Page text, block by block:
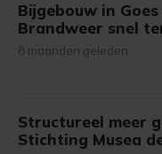
Bijgebouw in
Brandweer snel
8 maanden geleden
Structureel meer
Stichting Musea